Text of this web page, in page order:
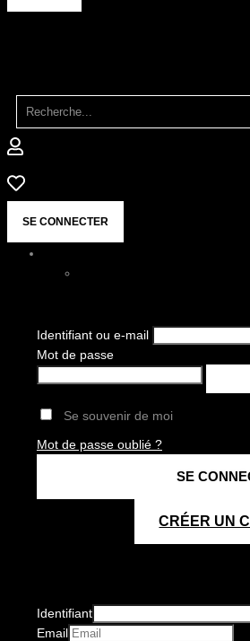
SE CONNECTER
Identifiant ou e-mail
Mot de passe
Se souvenir de moi
Mot de passe oublié ?
CRÉER UN
Identifiant
Email